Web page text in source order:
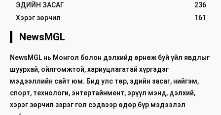
ЭДИЙН ЗАСАГ
236
Хэрэг зөрчил
161
NewsMGL
NewsMGL нь Монгол болон дэлхийд өрнөж буй үйл явдлыг
шуурхай, ойлгомжтой, хариуцлагатай хүргэдэг
мэдээллийн сайт юм. Бид улс төр, эдийн засаг, нийгэм,
спорт, технологи, энтертайнмент, эрүүл мэнд, дэлхий,
хэрэг зөрчил зэрэг гол сэдвээр өдөр бүр мэдээлэл